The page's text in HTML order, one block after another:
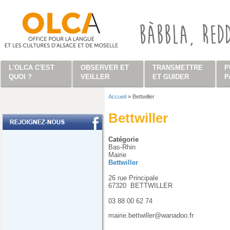
Accueil » Bettwiller
Bettwiller
Catégorie
Bas-Rhin
Mairie
Bettwiller
26 rue Principale
67320
BETTWILLER
03 88 00 62 74
mairie.bettwiller@wanadoo.fr
L'OLCA C'EST
QUOI ?
OBSERVER ET
VEILLER
TRANSMETTRE
ET GUIDER